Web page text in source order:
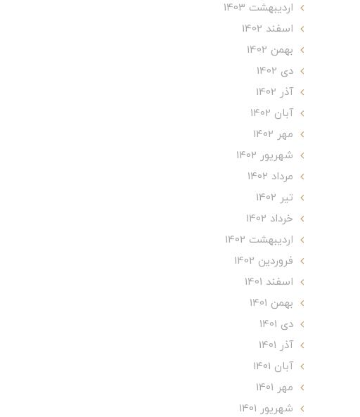
ارديبهشت 1403
اسفند 1402
بهمن 1402
دی 1402
آذر 1402
آبان 1402
مهر 1402
شهریور 1402
مرداد 1402
تير 1402
خرداد 1402
ارديبهشت 1402
فروردین 1402
اسفند 1401
بهمن 1401
دی 1401
آذر 1401
آبان 1401
مهر 1401
شهریور 1401